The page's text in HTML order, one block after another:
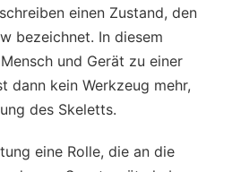
einen Zustand, den
bezeichnet. In diesem
und Gerät zu einer
dann kein Werkzeug mehr,
des Skeletts.
eine Rolle, die an die